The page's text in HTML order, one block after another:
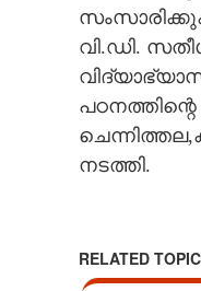
CONTACT US
വി.ഡി.
നടത്തി.
RELATED